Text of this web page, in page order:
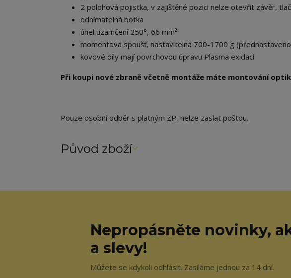
2 polohová pojistka, v zajištěné pozici nelze otevřít závěr,
odnímatelná botka
úhel uzamčení 250°, 66 mm²
momentová spoušť, nastavitelná 700-1700 g
kovové díly mají povrchovou úpravu Plasma exidací
Při koupi nové zbraně včetně montáže máte montování
Pouze osobní odběr s platným ZP, nelze zaslat poštou.
Původ zboží
Nepropásněte novinky,
a slevy!
Můžete se kdykoli odhlásit. Zasíláme jednou za 14 dní.